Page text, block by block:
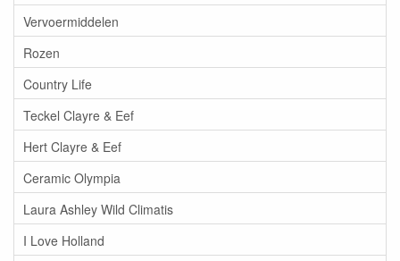
Vervoermiddelen
Rozen
Country Life
Teckel Clayre & Eef
Hert Clayre & Eef
Ceramic Olympia
Laura Ashley Wild Climatis
I Love Holland